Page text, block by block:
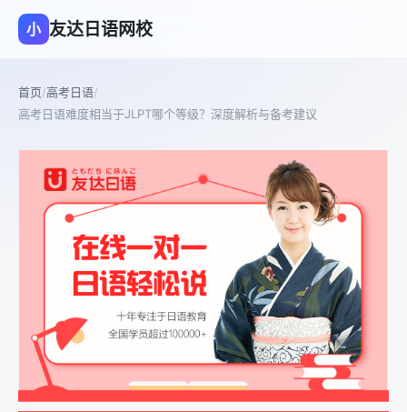
小 友达日语网校
首页/高考日语/
高考日语难度相当于JLPT哪个等级？深度解析与备考建议